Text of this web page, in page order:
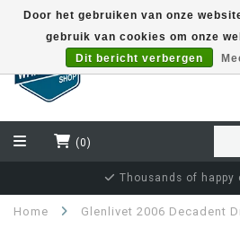
(0)
Thousands of happy
Home Glenlivet 2006 Decadent
Door het gebruiken van onze
gebruik van cookies om onze
Dit bericht verbergen